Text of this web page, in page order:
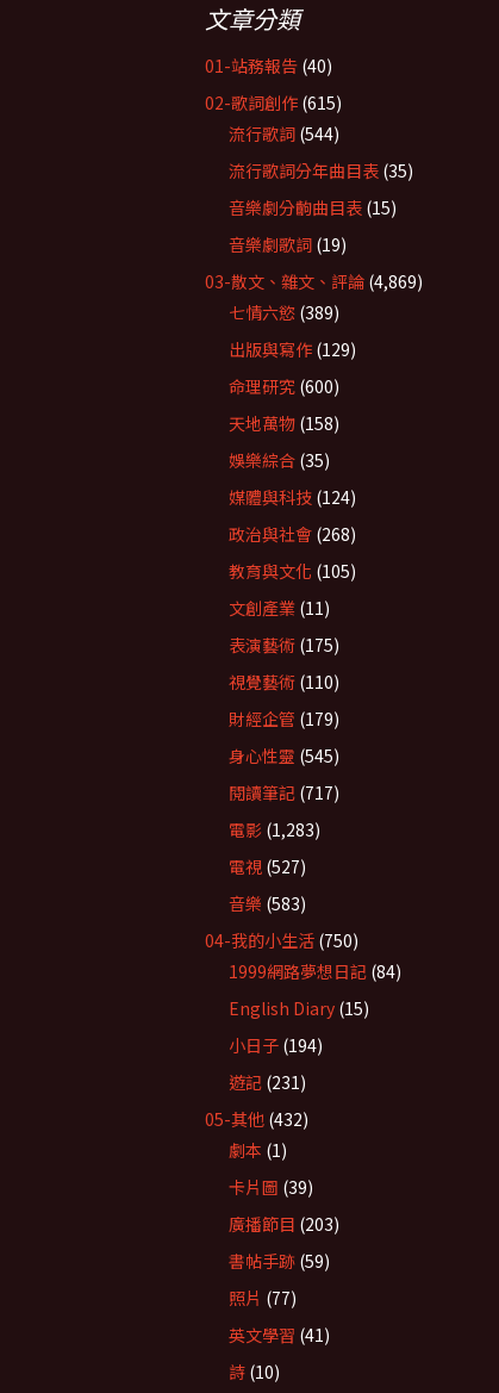
文章分類
01-站務報告 (40)
02-歌詞創作 (615)
流行歌詞 (544)
流行歌詞分年曲目表 (35)
音樂劇分齣曲目表 (15)
音樂劇歌詞 (19)
03-散文、雜文、評論 (4,869)
七情六慾 (389)
出版與寫作 (129)
命理研究 (600)
天地萬物 (158)
娛樂綜合 (35)
媒體與科技 (124)
政治與社會 (268)
教育與文化 (105)
文創產業 (11)
表演藝術 (175)
視覺藝術 (110)
財經企管 (179)
身心性靈 (545)
閱讀筆記 (717)
電影 (1,283)
電視 (527)
音樂 (583)
04-我的小生活 (750)
1999網路夢想日記 (84)
English Diary (15)
小日子 (194)
遊記 (231)
05-其他 (432)
劇本 (1)
卡片圖 (39)
廣播節目 (203)
書帖手跡 (59)
照片 (77)
英文學習 (41)
詩 (10)